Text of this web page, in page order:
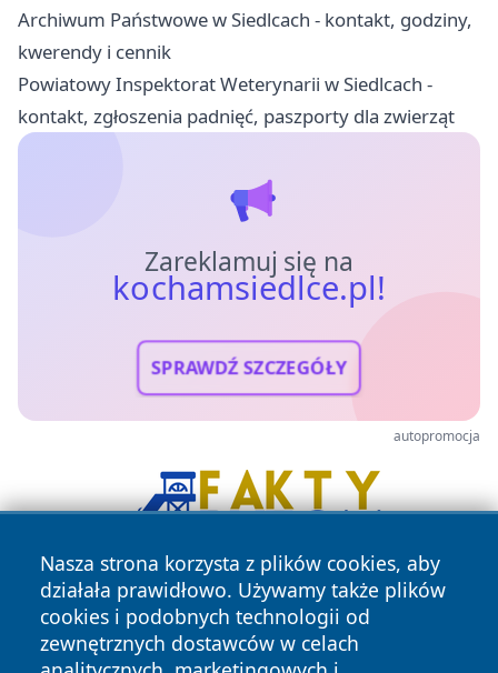
Archiwum Państwowe w Siedlcach - kontakt, godziny,
kwerendy i cennik
Powiatowy Inspektorat Weterynarii w Siedlcach -
kontakt, zgłoszenia padnięć, paszporty dla zwierząt
Zareklamuj się na
kochamsiedlce.pl!
SPRAWDŹ SZCZEGÓŁY
autopromocja
Nasza strona korzysta z plików cookies, aby
działała prawidłowo. Używamy także plików
cookies i podobnych technologii od
zewnętrznych dostawców w celach